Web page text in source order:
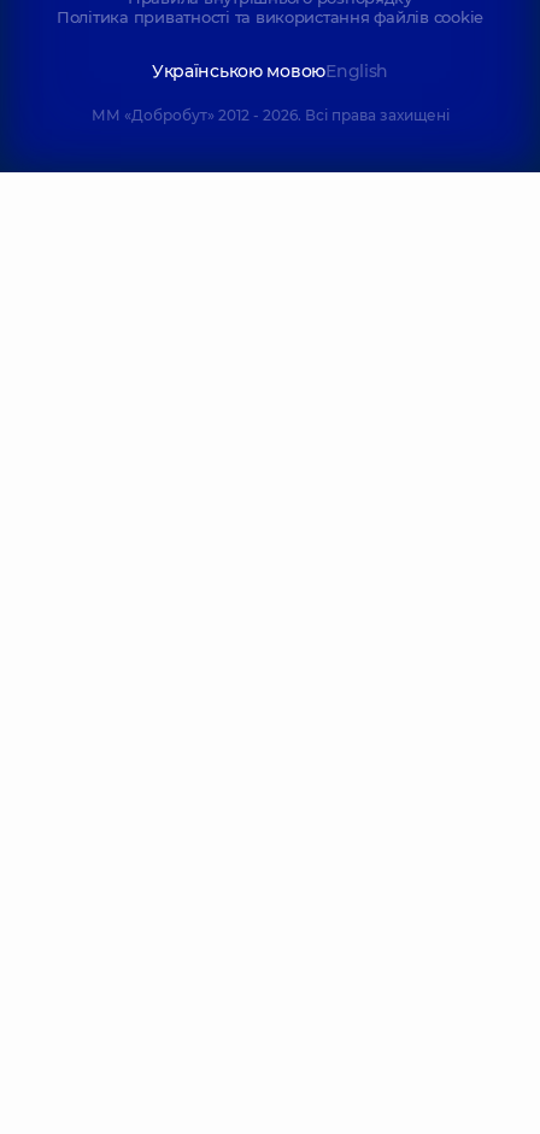
Політика приватності та використання файлів cookie
Українською мовоюEnglish
ММ «Добробут» 2012 - 2026. Всі права захищені